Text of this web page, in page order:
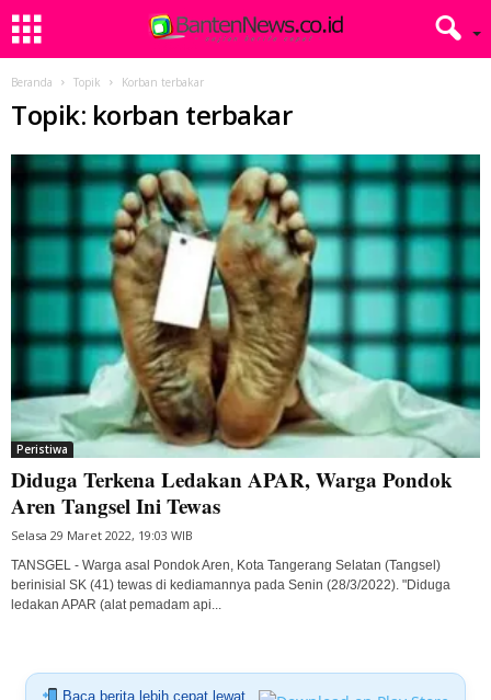
Beranda Topik Korban terbakar
Topik: korban terbakar
Peristiwa
Diduga Terkena Ledakan APAR, Warga Pondok
Aren Tangsel Ini Tewas
Selasa 29 Maret 2022, 19:03 WIB
TANSGEL - Warga asal Pondok Aren, Kota Tangerang Selatan (Tangsel)
berinisial SK (41) tewas di kediamannya pada Senin (28/3/2022). "Diduga
ledakan APAR (alat pemadam api...
Baca berita lebih cepat lewat